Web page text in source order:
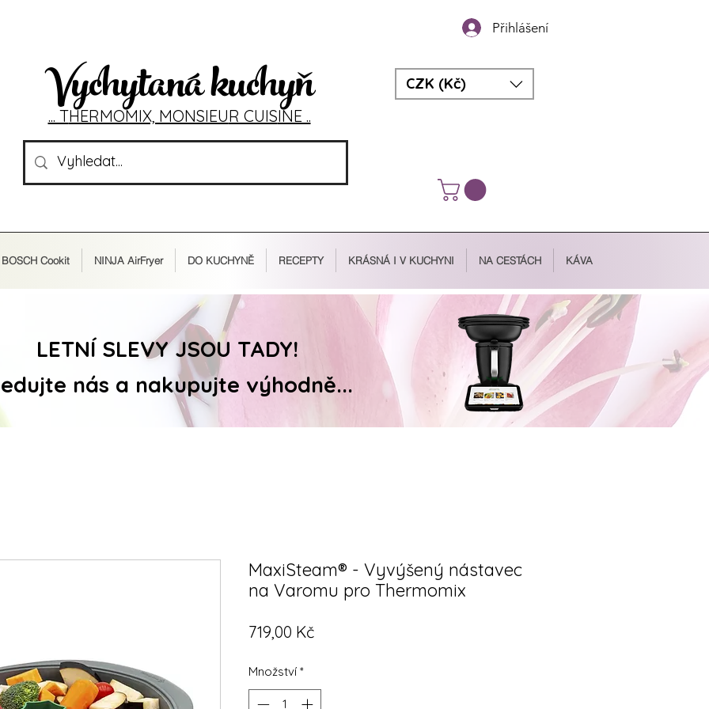
Přihlášení
Vychytaná kuchyň
... THERMOMIX, MONSIEUR CUISINE ..
CZK (Kč)
BOSCH Cookit NINJA AirFryer DO KUCHYNĚ RECEPTY KRÁSNÁ I V KUCHYNI NA CESTÁCH KÁVA
LETNÍ SLEVY JSOU TADY!
nás a nakupujte výhodně...
MaxiSteam® - Vyvýšený nástavec
na Varomu pro Thermomix
719,00 KčCena
Množství *